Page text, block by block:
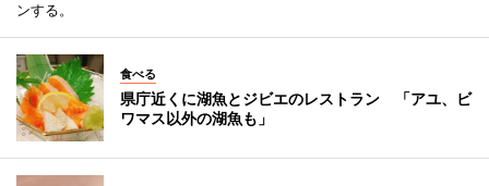
ンする。
食べる
県庁近くに湖魚とジビエのレストラン 「アユ、ビ
ワマス以外の湖魚も」